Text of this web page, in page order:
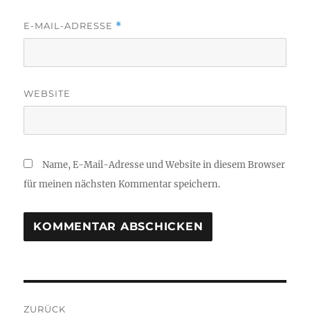
E-MAIL-ADRESSE *
WEBSITE
Name, E-Mail-Adresse und Website in diesem Browser
für meinen nächsten Kommentar speichern.
ZURÜCK